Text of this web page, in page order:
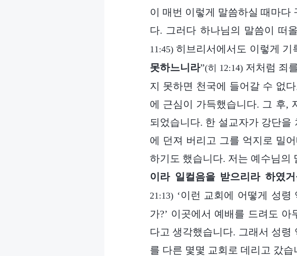
이 매번 이렇게 말씀하실 때마다
다. 그러다 하나님의 말씀이 떠
11:45) 히브리서에서도 이렇게 기
못하느니라”(히 12:14) 저처럼 죄
지 못하면 천국에 들어갈 수 없
에 근심이 가득했습니다. 그 후,
되었습니다. 한 설교자가 강단
에 던져 버리고 그를 억지로 밀
하기도 했습니다. 저는 예수님의
이라 일컬음을 받으리라 하였
21:13) ‘이런 교회에 어떻게 성
가?’ 이곳에서 예배를 드려도
다고 생각했습니다. 그래서 성령
를 다른 몇몇 교회로 데리고 갔